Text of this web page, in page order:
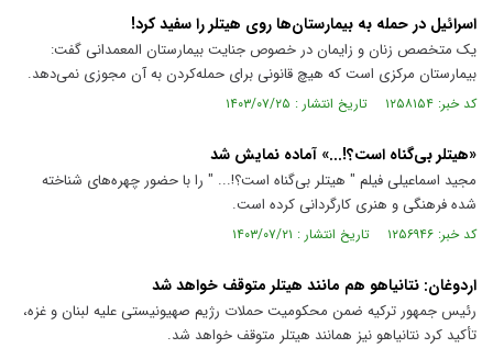
اسرائیل در حمله به بیمارستان‌ها روی هیتلر را سفید کرد!
یک متخصص زنان و زایمان در خصوص جنایت بیمارستان المعمدانی گفت:
بیمارستان مرکزی است که هیچ قانونی برای حمله‌کردن به آن مجوزی نمی‌دهد.
کد خبر: ۱۲۵۸۱۵۴ تاریخ انتشار : ۱۴۰۳/۰۷/۲۵
«هیتلر بی‌گناه است؟!...» آماده نمایش شد
مجید اسماعیلی فیلم " هیتلر بی‌گناه است؟!... " را با حضور چهره‌های شناخته
شده فرهنگی و هنری کارگردانی کرده است.
کد خبر: ۱۲۵۶۹۴۶ تاریخ انتشار : ۱۴۰۳/۰۷/۲۱
اردوغان: نتانیاهو هم مانند هیتلر متوقف خواهد شد
رئیس جمهور ترکیه ضمن محکومیت حملات رژیم صهیونیستی علیه لبنان و غزه،
تأکید کرد نتانیاهو نیز همانند هیتلر متوقف خواهد شد.